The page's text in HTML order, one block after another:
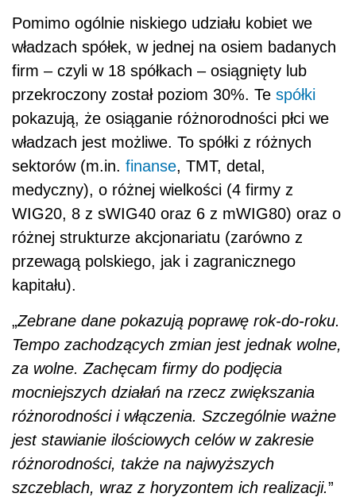
Pomimo ogólnie niskiego udziału kobiet we
władzach spółek, w jednej na osiem badanych
firm – czyli w 18 spółkach – osiągnięty lub
przekroczony został poziom 30%. Te spółki
pokazują, że osiąganie różnorodności płci we
władzach jest możliwe. To spółki z różnych
sektorów (m.in. finanse, TMT, detal,
medyczny), o różnej wielkości (4 firmy z
WIG20, 8 z sWIG40 oraz 6 z mWIG80) oraz o
różnej strukturze akcjonariatu (zarówno z
przewagą polskiego, jak i zagranicznego
kapitału).
„Zebrane dane pokazują poprawę rok-do-roku.
Tempo zachodzących zmian jest jednak wolne,
za wolne. Zachęcam firmy do podjęcia
mocniejszych działań na rzecz zwiększania
różnorodności i włączenia. Szczególnie ważne
jest stawianie ilościowych celów w zakresie
różnorodności, także na najwyższych
szczeblach, wraz z horyzontem ich realizacji.”